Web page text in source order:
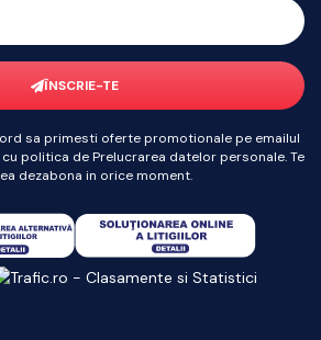
ÎNSCRIE-TE
sa primesti oferte promotionale pe emailul
politica de Prelucrarea datelor personale. Te
dezabona in orice moment.